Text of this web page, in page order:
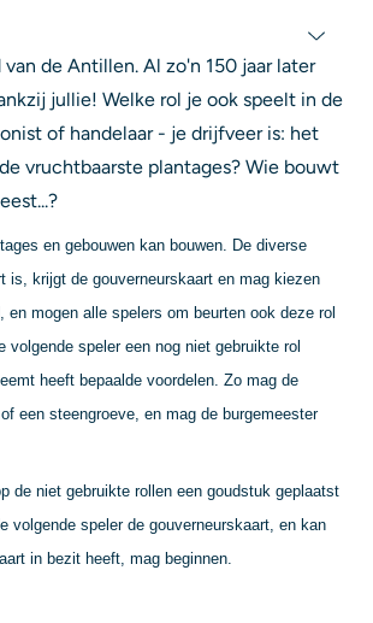
de Antillen. Al zo'n 150 jaar later
jullie! Welke rol je ook speelt in de
of handelaar - je drijfveer is: het
vruchtbaarste plantages? Wie bouwt
en gebouwen kan bouwen. De diverse
is, krijgt de gouverneurskaart en mag kiezen
mogen alle spelers om beurten ook deze rol
speler een nog niet gebruikte rol
heeft bepaalde voordelen. Zo mag de
een steengroeve, en mag de burgemeester
de niet gebruikte rollen een goudstuk geplaatst
volgende speler de gouverneurskaart, en kan
in bezit heeft, mag beginnen.